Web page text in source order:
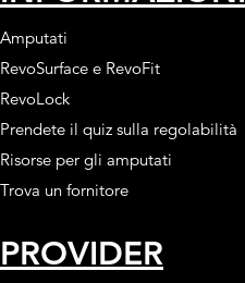
Amputati
RevoSurface e RevoFit
RevoLock
Prendete il quiz sulla regolabilità
Risorse per gli amputati
Trova un fornitore
PROVIDER